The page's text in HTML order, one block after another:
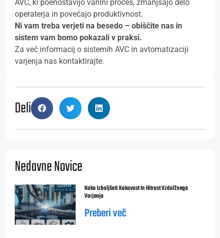
AVC, ki poenostavijo varilni proces, zmanjšajo delo
operaterja in povečajo produktivnost.
Ni vam treba verjeti na besedo – obiščite nas in
sistem vam bomo pokazali v praksi.
Za več informacij o sistemih AVC in avtomatizaciji
varjenja nas kontaktirajte.
Deli
Nedavne Novice
Kako Izboljšati Kakovost In Hitrost Vzdolžnega
Varjenja
Preberi več